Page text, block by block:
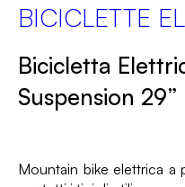
BICICLETTE
Bicicletta
Suspension 29”
Mountain bike elettrica a